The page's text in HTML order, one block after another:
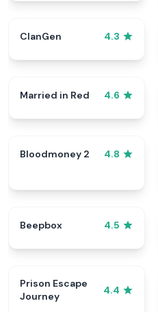
ClanGen 4.3
Married in Red 4.6
Bloodmoney 2 4.8
Beepbox 4.5
Prison Escape
Journey
4.4